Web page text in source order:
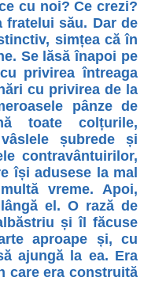
cu noi? Ce crezi?
fratelui său. Dar de
simțea că în
Se lăsă înapoi pe
privirea întreaga
cu privirea de la
pânze de
toate colțurile,
șubrede și
contravântuirilor,
își adusese la mal
vreme. Apoi,
el. O rază de
și îl făcuse
aproape și, cu
ajungă la ea. Era
care era construită